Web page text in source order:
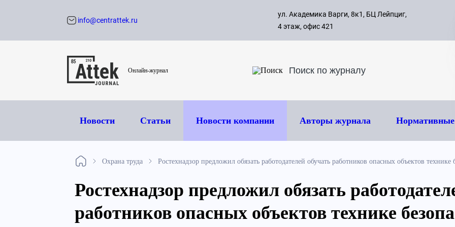
с 09:00
8 495
info@centrattek.ru
ул. Академика Варги, 8к1, БЦ Лейпциг,
4 этаж, офис 421
Онлайн-журнал
Новости Статьи Новости компании Авторы журнала
Охрана труда Ростехнадзор предложил обязать работодателей обучать работников опасных объектов технике
Ростехнадзор предложил обязать
работников опасных объектов технике